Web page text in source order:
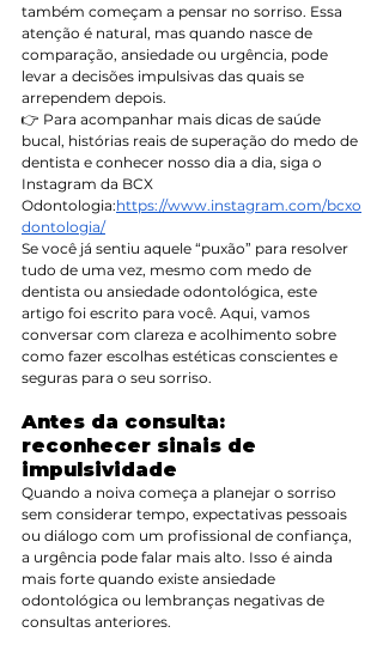
também começam a pensar no sorriso. Essa
atenção é natural, mas quando nasce de
comparação, ansiedade ou urgência, pode
levar a decisões impulsivas das quais se
arrependem depois.
👉 Para acompanhar mais dicas de saúde
bucal, histórias reais de superação do medo de
dentista e conhecer nosso dia a dia, siga o
Instagram da BCX
Odontologia:https://www.instagram.com/bcxo
dontologia/
Se você já sentiu aquele “puxão” para resolver
tudo de uma vez, mesmo com medo de
dentista ou ansiedade odontológica, este
artigo foi escrito para você. Aqui, vamos
conversar com clareza e acolhimento sobre
como fazer escolhas estéticas conscientes e
seguras para o seu sorriso.
Antes da consulta:
reconhecer sinais de
impulsividade
Quando a noiva começa a planejar o sorriso
sem considerar tempo, expectativas pessoais
ou diálogo com um profissional de confiança,
a urgência pode falar mais alto. Isso é ainda
mais forte quando existe ansiedade
odontológica ou lembranças negativas de
consultas anteriores.